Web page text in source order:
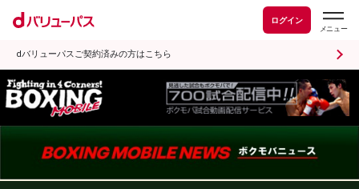
ログイン
dバリューパスご契約済みの方はこちら